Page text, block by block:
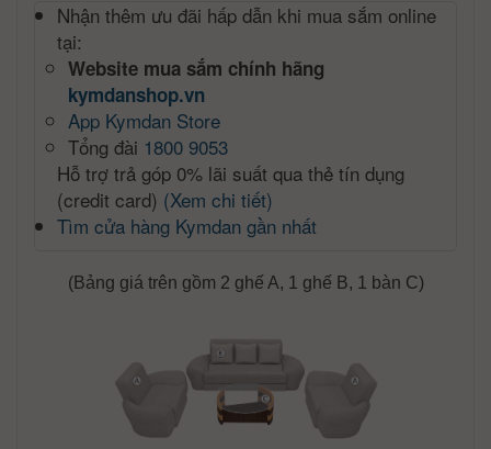
Nhận thêm ưu đãi hấp dẫn khi mua sắm online
tại:
Website mua sắm chính hãng
kymdanshop.vn
App Kymdan Store
Tổng đài 1800 9053
Hỗ trợ trả góp 0% lãi suất qua thẻ tín dụng
(credit card) (Xem chi tiết)
Tìm cửa hàng Kymdan gần nhất
(Bảng giá trên gồm 2 ghế A, 1 ghế B, 1 bàn C)